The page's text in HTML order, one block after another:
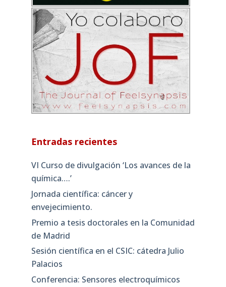
Entradas recientes
VI Curso de divulgación ‘Los avances de la
química….’
Jornada científica: cáncer y
envejecimiento.
Premio a tesis doctorales en la Comunidad
de Madrid
Sesión científica en el CSIC: cátedra Julio
Palacios
Conferencia: Sensores electroquímicos